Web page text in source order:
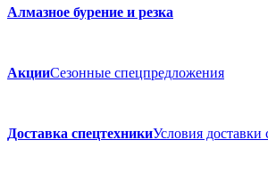
Алмазное бурение и резка
АкцииСезонные спецпредложения
Доставка спецтехникиУсловия доставки